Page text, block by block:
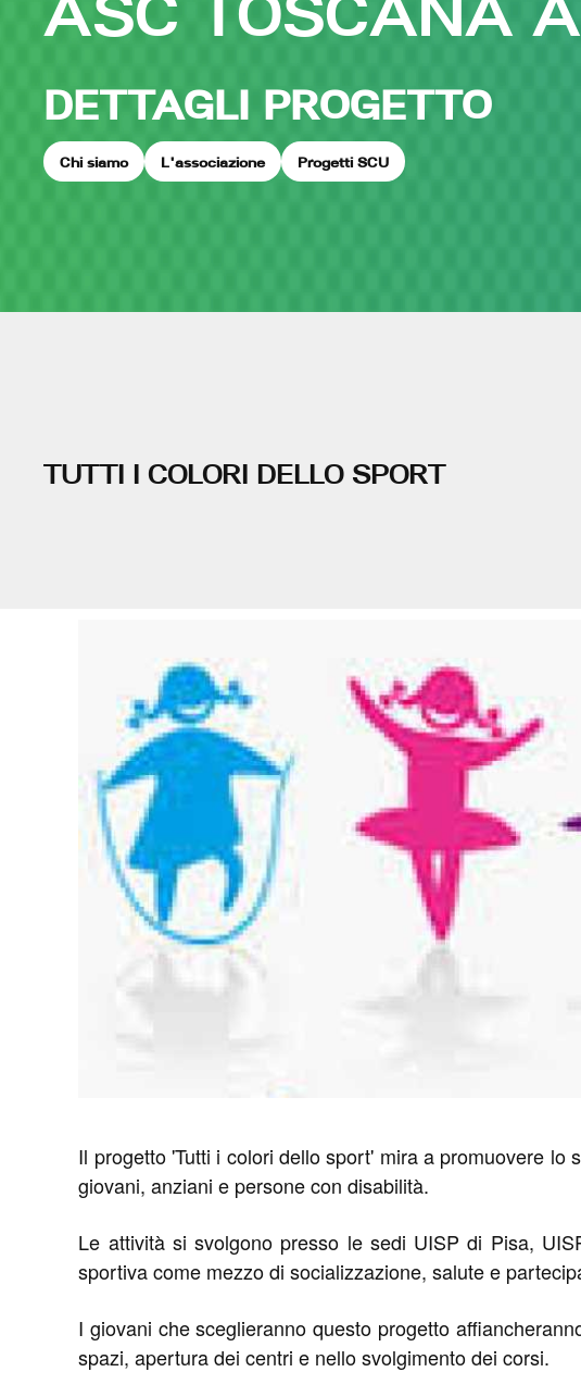
DETTAGLI PROGETTO
Chi siamo L'associazione Progetti SCU
TUTTI I COLORI DELLO SPORT
Il progetto 'Tutti i colori dello sport' mira a promuovere
giovani, anziani e persone con disabilità.
Le attività si svolgono presso le sedi UISP di Pisa,
sportiva come mezzo di socializzazione, salute e
I giovani che sceglieranno questo progetto
spazi, apertura dei centri e nello svolgimento dei corsi.